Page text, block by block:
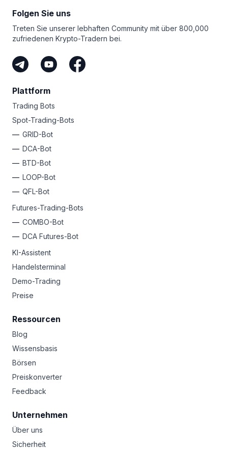
Folgen Sie uns
Treten Sie unserer lebhaften Community mit über 800,000
zufriedenen Krypto-Tradern bei.
Plattform
Trading Bots
Spot-Trading-Bots
GRID-Bot
DCA-Bot
BTD-Bot
LOOP-Bot
QFL-Bot
Futures-Trading-Bots
COMBO-Bot
DCA Futures-Bot
KI-Assistent
Handelsterminal
Demo-Trading
Preise
Ressourcen
Blog
Wissensbasis
Börsen
Preiskonverter
Feedback
Unternehmen
Über uns
Sicherheit